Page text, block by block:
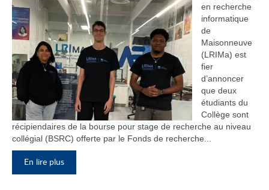
en recherche
informatique
de
Maisonneuve
(LRIMa) est
fier
d’annoncer
que deux
étudiants du
Collège sont
récipiendaires de la bourse pour stage de recherche au niveau
collégial (BSRC) offerte par le Fonds de recherche...
En lire plus